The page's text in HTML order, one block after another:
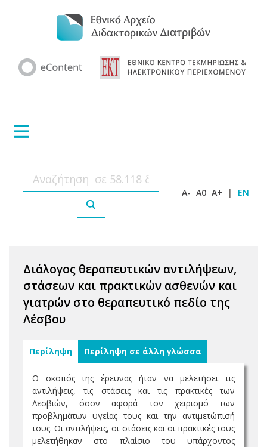
A- A0 A+ | EN
Διάλογος θεραπευτικών αντιλήψεων,
στάσεων και πρακτικών ασθενών και
γιατρών στο θεραπευτικό πεδίο της
Λέσβου
Περίληψη Περίληψη σε άλλη γλώσσα
Ο σκοπός της έρευνας ήταν να μελετήσει τις
αντιλήψεις, τις στάσεις και τις πρακτικές των
Λεσβιών, όσον αφορά τον χειρισμό των
προβλημάτων υγείας τους και την αντιμετώπισή
τους. Οι αντιλήψεις, οι στάσεις και οι πρακτικές τους
μελετήθηκαν στο πλαίσιο του υπάρχοντος